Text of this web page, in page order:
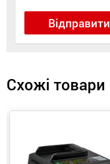
Відправити
Схожі товари